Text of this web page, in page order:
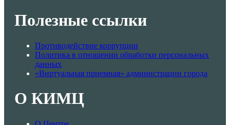
Полезные ссылки
Противодействие коррупции
Политика в отношении обработки персональных
данных
«Виртуальная приемная» администрации города
О КИМЦ